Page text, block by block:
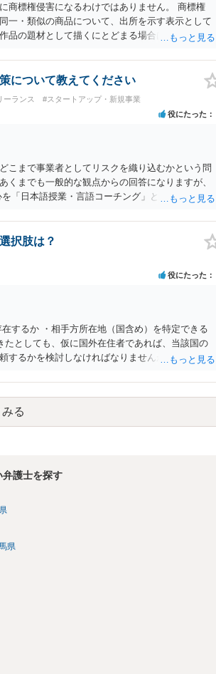
商標権侵害になるわけではありません。 商標権
一・類似の商品について、出所を示す表示として
品の題材として描くにとどまる場合は、通常、商
あれば、商標権や不正競争防止法上の問題が生じ
著作権も別途問題となります。 無料のSNS投稿や
て日本国内にのみ効力を持ちます。外国で販売す
ます。 他の作家の例は、許諾を得ている、権利が
れていないなど、様々な可能性があります。他人
。
について教えてください
ーランス #スタートアップ・新規事業
役にたった
こまで事業者としてリスクを織り込むかという問
までも一般的な観点からの回答になりますが、
「日本語授業・言語コーチング」と明確に位置付
タカー等の契約主体および支払は常にクライアン
支払の代理・媒介・取次・窓口を担わないこ
は自己の判断と責任によること、③講師の故意・
ることを明示すること。 この辺りは意識して書類
個別具体的な内容に従って回答するのにも限界が
ることをお勧めします。
択肢は？
役にたった
するか ・相手方所在地（国含め）を特定できる
としても、仮に国外在住者であれば、当該国の
するかを検討しなければなりませんが、海外弁護
別途お問合せいただいた方がよいかと存じます。
る
護士を探す
県